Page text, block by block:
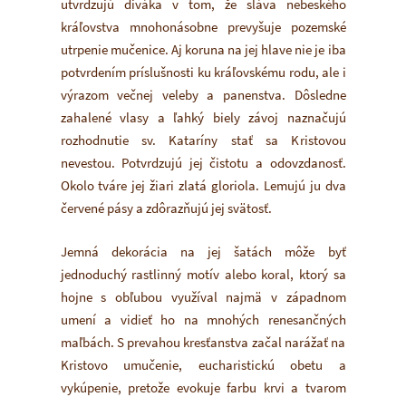
utvrdzujú diváka v tom, že sláva nebeského
kráľovstva mnohonásobne prevyšuje pozemské
utrpenie mučenice. Aj koruna na jej hlave nie je iba
potvrdením príslušnosti ku kráľovskému rodu, ale i
výrazom večnej veleby a panenstva. Dôsledne
zahalené vlasy a ľahký biely závoj naznačujú
rozhodnutie sv. Kataríny stať sa Kristovou
nevestou. Potvrdzujú jej čistotu a odovzdanosť.
Okolo tváre jej žiari zlatá gloriola. Lemujú ju dva
červené pásy a zdôrazňujú jej svätosť.
Jemná dekorácia na jej šatách môže byť
jednoduchý rastlinný motív alebo koral, ktorý sa
hojne s obľubou využíval najmä v západnom
umení a vidieť ho na mnohých renesančných
maľbách. S prevahou kresťanstva začal narážať na
Kristovo umučenie, eucharistickú obetu a
vykúpenie, pretože evokuje farbu krvi a tvarom